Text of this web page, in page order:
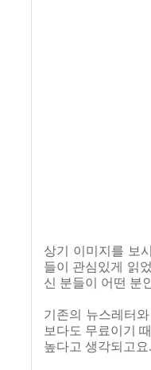
상기 이미지를 보
들이 관심있게 읽
신 분들이 어떤 분
기존의 뉴스레터
보다도 무료이기
높다고 생각되고요.